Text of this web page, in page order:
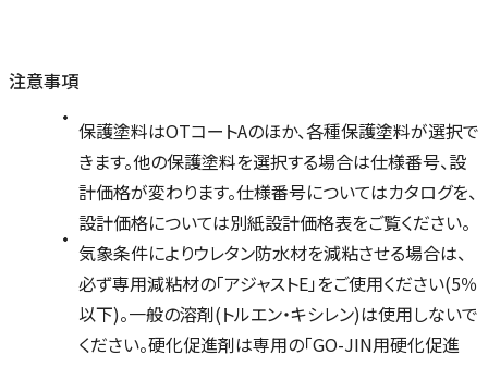
注意事項
保護塗料はOTコートAのほか、各種保護塗料が選択で
きます。他の保護塗料を選択する場合は仕様番号、設
計価格が変わります。仕様番号についてはカタログを、
設計価格については別紙設計価格表をご覧ください。
気象条件によりウレタン防水材を減粘させる場合は、
必ず専用減粘材の「アジャストE」をご使用ください(5％
以下)。一般の溶剤(トルエン・キシレン)は使用しないで
ください。硬化促進剤は専用の「GO-JIN用硬化促進